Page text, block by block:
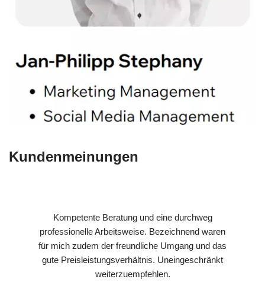
Kundenmeinungen
Kompetente Beratung und eine durchweg
professionelle Arbeitsweise. Bezeichnend waren
für mich zudem der freundliche Umgang und das
gute Preisleistungsverhältnis. Uneingeschränkt
weiterzuempfehlen.